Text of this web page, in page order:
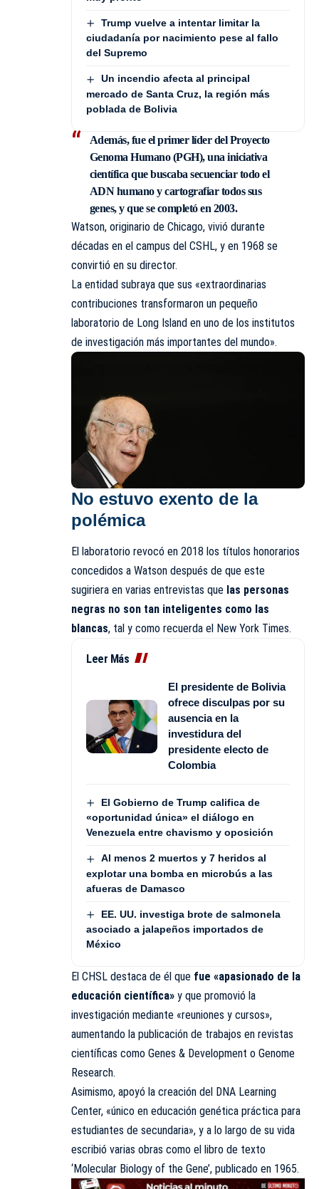
Trump vuelve a intentar limitar la
ciudadanía por nacimiento pese al fallo
del Supremo
Un incendio afecta al principal
mercado de Santa Cruz, la región más
poblada de Bolivia
Además, fue el primer líder delProyecto
Genoma Humano (PGH), una iniciativa
científica que buscaba secuenciar todo el
ADN humano y cartografiar todos sus
genes, y que se completó en 2003.
Watson, originario de Chicago, vivió durante
décadas en el campus del CSHL, y en 1968 se
convirtió en su director.
La entidad subraya que sus «extraordinarias
contribuciones transformaron un pequeño
laboratorio de Long Island en uno de los institutos
de investigación más importantes del mundo».
No estuvo exento de la
polémica
El laboratorio revocó en 2018 los títulos honorarios
concedidos a Watson después de que este
sugiriera en varias entrevistas que las personas
negras no son tan inteligentes como las
blancas, tal y como recuerda el New York Times.
Leer Más
El presidente de Bolivia
ofrece disculpas por su
ausencia en la
investidura del
presidente electo de
Colombia
El Gobierno de Trump califica de
«oportunidad única» el diálogo en
Venezuela entre chavismo y oposición
Al menos 2 muertos y 7 heridos al
explotar una bomba en microbús a las
afueras de Damasco
EE. UU. investiga brote de salmonela
asociado a jalapeños importados de
México
El CHSL destaca de él que fue «apasionado de la
educación científica» y que promovió la
investigación mediante «reuniones y cursos»,
aumentando la publicación de trabajos en revistas
científicas como Genes & Development o Genome
Research.
Asimismo, apoyó la creación del DNA Learning
Center, «único en educación genética práctica para
estudiantes de secundaria», y a lo largo de su vida
escribió varias obras como el libro de texto
‘Molecular Biology of the Gene’, publicado en 1965.